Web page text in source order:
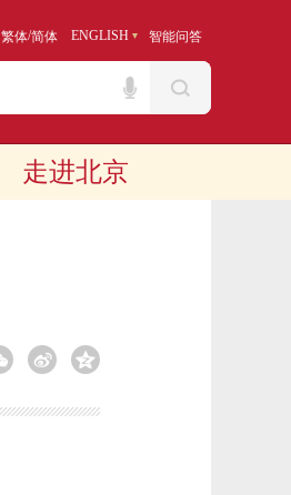
繁体/简体 ENGLISH 智能问答
走进北京